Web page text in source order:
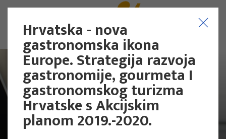
Hrvatska - nova
gastronomska ikona
Europe. Strategija razvoja
gastronomije, gourmeta I
gastronomskog turizma
Hrvatske s Akcijskim
planom 2019.-2020.